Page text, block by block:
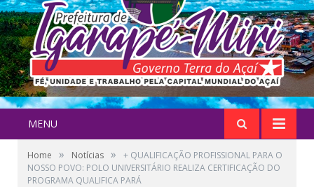
MENU
Home » Notícias »
+ QUALIFICAÇÃO PROFISSIONAL PARA O
NOSSO POVO: POLO UNIVERSITÁRIO REALIZA CERTIFICAÇÃO DO
PROGRAMA QUALIFICA PARÁ